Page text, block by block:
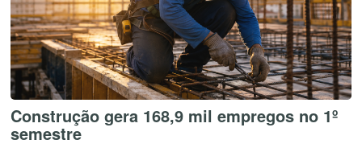
Construção gera 168,9 mil empregos no 1º
semestre